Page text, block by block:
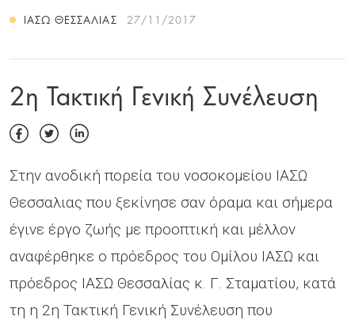
ΙΑΣΩ ΘΕΣΣΑΛΊΑΣ 27/11/2017
2η Τακτική Γενική Συνέλευση
Στην ανοδική πορεία του νοσοκομείου ΙΑΣΩ
Θεσσαλιας που ξεκίνησε σαν όραμα και σήμερα
έγινε έργο ζωής με προοπτική και μέλλον
αναφέρθηκε ο πρόεδρος του Ομίλου ΙΑΣΩ και
πρόεδρος ΙΑΣΩ Θεσσαλίας κ. Γ. Σταματίου, κατά
τη η 2η Τακτική Γενική Συνέλευση που